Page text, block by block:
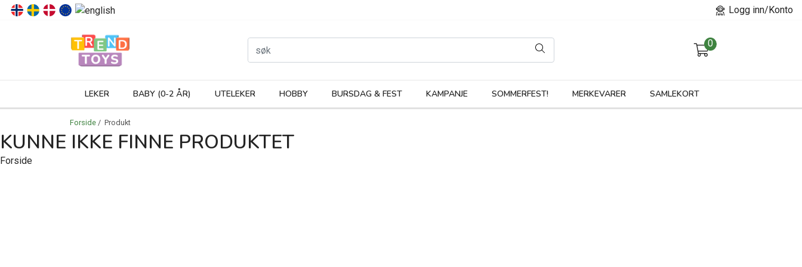
Logg inn/Konto
0
LEKER BABY (0-2 ÅR) UTELEKER HOBBY BURSDAG & FEST KAMPANJE SOMMERFEST! MERKEVARER SAMLEKORT
Forside / Produkt
KUNNE IKKE FINNE PRODUKTET
Forside